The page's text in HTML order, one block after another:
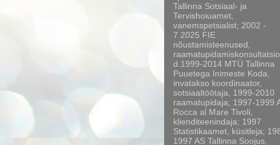
Tallinna Sotsiaal- ja
Tervishoiuamet,
vanemspetsialist; 2002 -
7.2025 FIE
nõustamisteenused,
d.1999-2014 MTÜ Tallinna
Puuetega Inimeste Koda,
invatakso koordinaator,
sotsiaaltöötaja, 1999-2010
raamatupidaja; 1997-1999
Rocca al Mare Tivoli,
klienditeenindaja; 1997
Statistikaamet, küsitleja;
1997 AS Tallinna Soojus,